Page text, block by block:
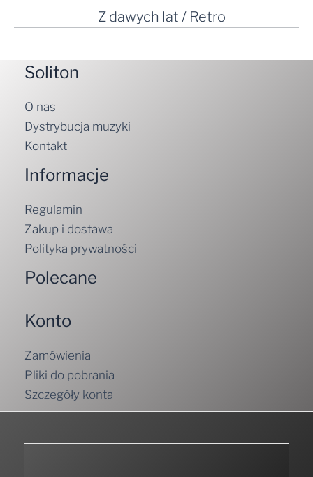
Z dawych lat / Retro
Soliton
O nas
Dystrybucja muzyki
Kontakt
Informacje
Regulamin
Zakup i dostawa
Polityka prywatności
Polecane
Konto
Zamówienia
Pliki do pobrania
Szczegóły konta